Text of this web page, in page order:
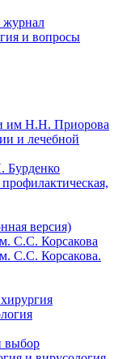
журнал
и вопросы
им Н.Н. Приорова
и лечебной
Бурденко
версия)
С.С. Корсакова
С.С. Корсакова.
выбор